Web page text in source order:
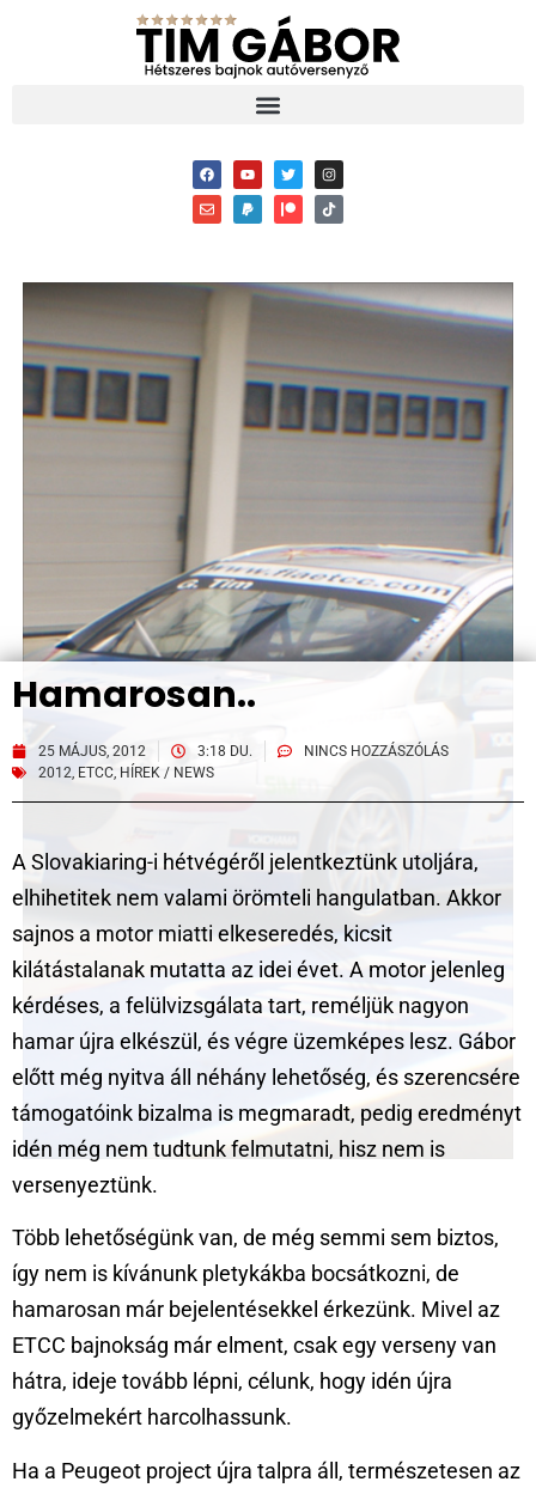
Hamarosan..
25 MÁJUS, 2012 3:18 DU.
NINCS HOZZÁSZÓLÁS
2012, ETCC, HÍREK / NEWS
A Slovakiaring-i hétvégéről jelentkeztünk utoljára,
elhihetitek nem valami örömteli hangulatban. Akkor
sajnos a motor miatti elkeseredés, kicsit
kilátástalanak mutatta az idei évet. A motor jelenleg
kérdéses, a felülvizsgálata tart, reméljük nagyon
hamar újra elkészül, és végre üzemképes lesz. Gábor
előtt még nyitva áll néhány lehetőség, és szerencsére
támogatóink bizalma is megmaradt, pedig eredményt
idén még nem tudtunk felmutatni, hisz nem is
versenyeztünk.
Több lehetőségünk van, de még semmi sem biztos,
így nem is kívánunk pletykákba bocsátkozni, de
hamarosan már bejelentésekkel érkezünk. Mivel az
ETCC bajnokság már elment, csak egy verseny van
hátra, ideje tovább lépni, célunk, hogy idén újra
győzelmekért harcolhassunk.
Ha a Peugeot project újra talpra áll, természetesen az